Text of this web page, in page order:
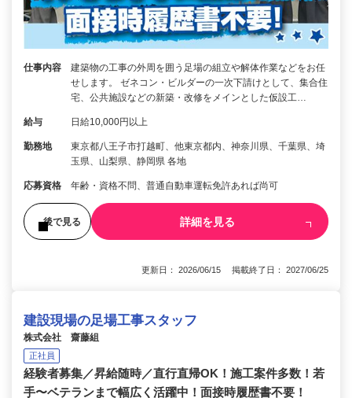
仕事内容
建築物の工事の外周を囲う足場の組立や解体作業などをお任
せします。 ゼネコン・ビルダーの一次下請けとして、集合住
宅、公共施設などの新築・改修をメインとした仮設工…
給与 日給10,000円以上
勤務地
東京都八王子市打越町、他東京都内、神奈川県、千葉県、埼
玉県、山梨県、静岡県 各地
応募資格 年齢・資格不問、普通自動車運転免許あれば尚可
後で見る 詳細を見る
更新日： 2026/06/15 掲載終了日： 2027/06/25
建設現場の足場工事スタッフ
株式会社 齋藤組
正社員
経験者募集／昇給随時／直行直帰OK！施工案件多数！若
手〜ベテランまで幅広く活躍中！面接時履歴書不要！